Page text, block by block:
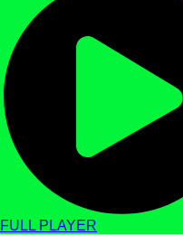
FULL PLAYER